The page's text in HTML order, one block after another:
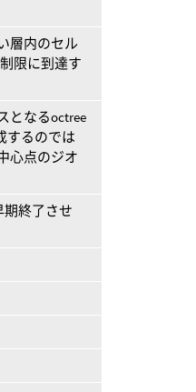
層内のセル
制限に到達す
となるoctree
するのでは
心点のジオ
終了させ